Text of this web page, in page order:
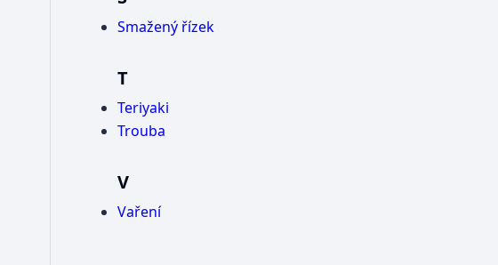
Smažený řízek
T
Teriyaki
Trouba
V
Vaření